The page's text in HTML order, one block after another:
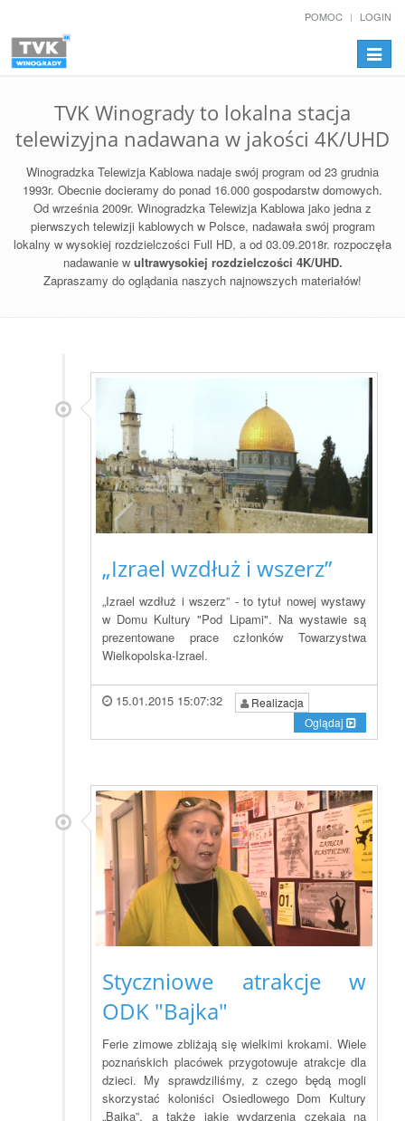
POMOC LOGIN
TVK Winogrady to lokalna stacja
telewizyjna nadawana w jakości 4K/UHD
Winogradzka Telewizja Kablowa nadaje swój program od 23 grudnia
1993r. Obecnie docieramy do ponad 16.000 gospodarstw domowych.
Od września 2009r. Winogradzka Telewizja Kablowa jako jedna z
pierwszych telewizji kablowych w Polsce, nadawała swój program
lokalny w wysokiej rozdzielczości Full HD, a od 03.09.2018r. rozpoczęła
nadawanie w ultrawysokiej rozdzielczości 4K/UHD.
Zapraszamy do oglądania naszych najnowszych materiałów!
„Izrael wzdłuż i wszerz”
„Izrael wzdłuż i wszerz” - to tytuł nowej wystawy
w Domu Kultury "Pod Lipami". Na wystawie są
prezentowane prace członków Towarzystwa
Wielkopolska-Izrael.
15.01.2015 15:07:32
Realizacja
Oglądaj
Styczniowe atrakcje w
ODK "Bajka"
Ferie zimowe zbliżają się wielkimi krokami. Wiele
poznańskich placówek przygotowuje atrakcje dla
dzieci. My sprawdziliśmy, z czego będą mogli
skorzystać koloniści Osiedlowego Dom Kultury
„Bajka”, a także jakie wydarzenia czekają na